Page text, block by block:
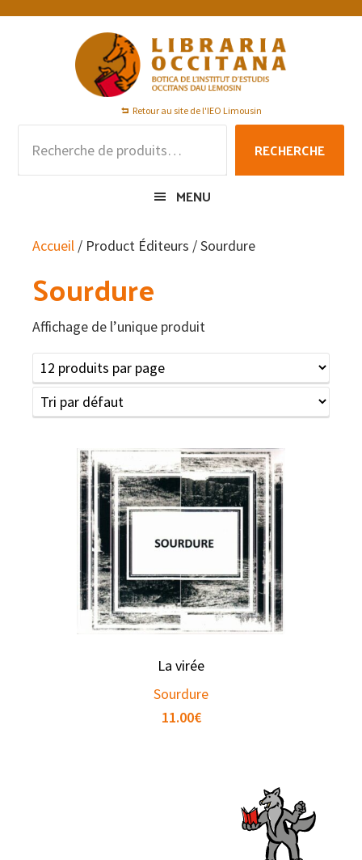
Passer
Passer
Passer
Retour au site de l'IEO Limousin
pour :
RECHERCHE
MENU
Accueil / Product Éditeurs / Sourdure
Sourdure
Affichage de l’unique produit
La virée
Sourdure
11.00€